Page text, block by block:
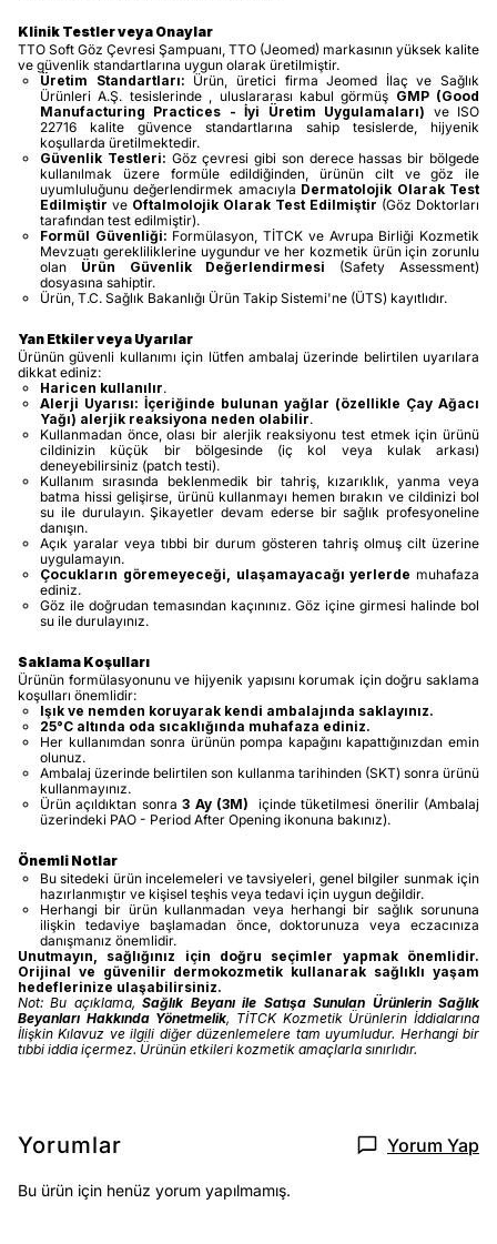
Klinik Testler veya Onaylar
TTO Soft Göz Çevresi Şampuanı, TTO (Jeomed) markasının yüksek kalite
ve güvenlik standartlarına uygun olarak üretilmiştir.
Üretim Standartları: Ürün, üretici firma Jeomed İlaç ve Sağlık
Ürünleri A.Ş. tesislerinde , uluslararası kabul görmüş GMP (Good
Manufacturing Practices - İyi Üretim Uygulamaları) ve ISO
22716 kalite güvence standartlarına sahip tesislerde, hijyenik
koşullarda üretilmektedir.
Güvenlik Testleri: Göz çevresi gibi son derece hassas bir bölgede
kullanılmak üzere formüle edildiğinden, ürünün cilt ve göz ile
uyumluluğunu değerlendirmek amacıyla Dermatolojik Olarak Test
Edilmiştir ve Oftalmolojik Olarak Test Edilmiştir (Göz Doktorları
tarafından test edilmiştir).
Formül Güvenliği: Formülasyon, TİTCK ve Avrupa Birliği Kozmetik
Mevzuatı gerekliliklerine uygundur ve her kozmetik ürün için zorunlu
olan Ürün Güvenlik Değerlendirmesi (Safety Assessment)
dosyasına sahiptir.
Ürün, T.C. Sağlık Bakanlığı Ürün Takip Sistemi'ne (ÜTS) kayıtlıdır.
Yan Etkiler veya Uyarılar
Ürünün güvenli kullanımı için lütfen ambalaj üzerinde belirtilen uyarılara
dikkat ediniz:
Haricen kullanılır.
Alerji Uyarısı: İçeriğinde bulunan yağlar (özellikle Çay Ağacı
Yağı) alerjik reaksiyona neden olabilir.
Kullanmadan önce, olası bir alerjik reaksiyonu test etmek için ürünü
cildinizin küçük bir bölgesinde (iç kol veya kulak arkası)
deneyebilirsiniz (patch testi).
Kullanım sırasında beklenmedik bir tahriş, kızarıklık, yanma veya
batma hissi gelişirse, ürünü kullanmayı hemen bırakın ve cildinizi bol
su ile durulayın. Şikayetler devam ederse bir sağlık profesyoneline
danışın.
Açık yaralar veya tıbbi bir durum gösteren tahriş olmuş cilt üzerine
uygulamayın.
Çocukların göremeyeceği, ulaşamayacağı yerlerde muhafaza
ediniz.
Göz ile doğrudan temasından kaçınınız. Göz içine girmesi halinde bol
su ile durulayınız.
Saklama Koşulları
Ürünün formülasyonunu ve hijyenik yapısını korumak için doğru saklama
koşulları önemlidir:
Işık ve nemden koruyarak kendi ambalajında saklayınız.
25°C altında oda sıcaklığında muhafaza ediniz.
Her kullanımdan sonra ürünün pompa kapağını kapattığınızdan emin
olunuz.
Ambalaj üzerinde belirtilen son kullanma tarihinden (SKT) sonra ürünü
kullanmayınız.
Ürün açıldıktan sonra3 Ay (3M) içinde tüketilmesi önerilir (Ambalaj
üzerindeki PAO - Period After Opening ikonuna bakınız).
Önemli Notlar
Bu sitedeki ürün incelemeleri ve tavsiyeleri, genel bilgiler sunmak için
hazırlanmıştır ve kişisel teşhis veya tedavi için uygun değildir.
Herhangi bir ürün kullanmadan veya herhangi bir sağlık sorununa
ilişkin tedaviye başlamadan önce, doktorunuza veya eczacınıza
danışmanız önemlidir.
Unutmayın, sağlığınız için doğru seçimler yapmak önemlidir.
Orijinal ve güvenilir dermokozmetik kullanarak sağlıklı yaşam
hedeflerinize ulaşabilirsiniz.
Not: Bu açıklama,Sağlık Beyanı ile Satışa Sunulan Ürünlerin Sağlık
Beyanları Hakkında Yönetmelik, TİTCK Kozmetik Ürünlerin İddialarına
İlişkin Kılavuz ve ilgili diğer düzenlemelere tam uyumludur. Herhangi bir
tıbbi iddia içermez. Ürünün etkileri kozmetik amaçlarla sınırlıdır.
Yorumlar Yorum Yap
Bu ürün için henüz yorum yapılmamış.